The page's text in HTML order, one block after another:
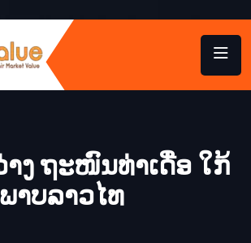
າງ ຖະໜົນທ່າເດື່ອ ໃກ້
າບລາວໄທ